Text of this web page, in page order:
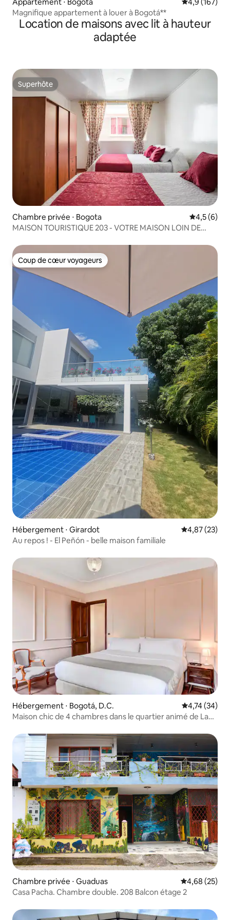
Magnifique appartement à louer à Bogotá**
Location de maisons avec lit à hauteur
adaptée
Superhôte
Superhôte
Chambre privée ⋅ Bogota Évaluation
4,5 (6)
MAISON TOURISTIQUE 203 - VOTRE MAISON LOIN DE
Coup de cœur voyageurs
Coup de cœur voyageurs
Hébergement ⋅ Girardot Évaluation
4,87 (23)
Au repos ! - El Peñón - belle maison familiale
Hébergement ⋅ Bogotá, D.C. Évaluation
4,74 (34)
Maison chic de 4 chambres dans le quartier animé de La
Chambre privée ⋅ Guaduas Évaluation
4,68 (25)
Casa Pacha. Chambre double. 208 Balcon étage 2